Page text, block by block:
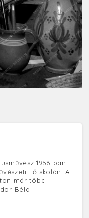
1956-ban
Főiskolán. A
már több
Béla